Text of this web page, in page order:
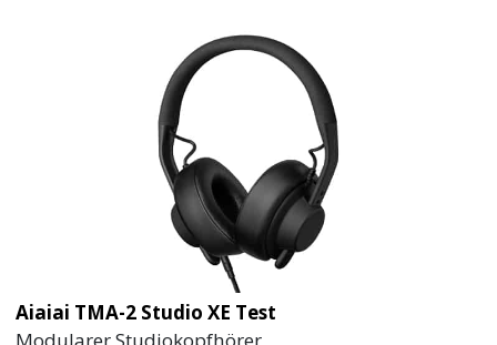
Aiaiai TMA-2 Studio XE Test
Modularer Studiokopfhörer